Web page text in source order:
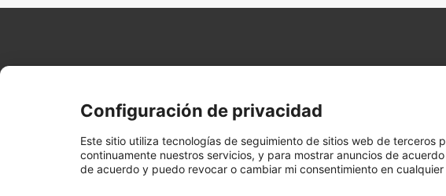
marcas
Distribuidor
oficial Festool
Herramientas
actuales
Black Friday
Festool 2025
Festool
Youtube
Instagram
Blog
condiciones
Política de
Humanes de
Madrid,
Llámanos
Configuración de privacidad
Este sitio utiliza tecnologías de seguimiento de sitios web de terceros
continuamente nuestros servicios, y para mostrar anuncios de
de acuerdo y puedo revocar o cambiar mi consentimiento en